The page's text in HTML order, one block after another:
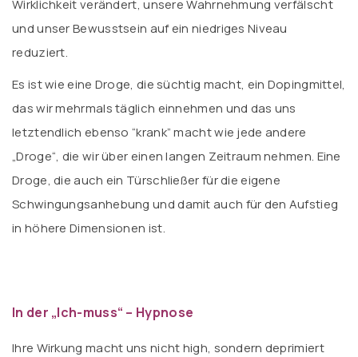
Wirklichkeit verändert, unsere Wahrnehmung verfälscht
und unser Bewusstsein auf ein niedriges Niveau
reduziert.
Es ist wie eine Droge, die süchtig macht, ein Dopingmittel,
das wir mehrmals täglich einnehmen und das uns
letztendlich ebenso “krank” macht wie jede andere
„Droge“, die wir über einen langen Zeitraum nehmen. Eine
Droge, die auch ein Türschließer für die eigene
Schwingungsanhebung und damit auch für den Aufstieg
in höhere Dimensionen ist.
In der „Ich-muss“ – Hypnose
Ihre Wirkung macht uns nicht high, sondern deprimiert